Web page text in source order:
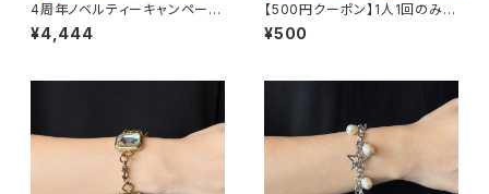
4周年ノベルティーキャンペーン
開催中！
¥4,444
【500円クーポン】1人1回のみご
利用可能！
¥500